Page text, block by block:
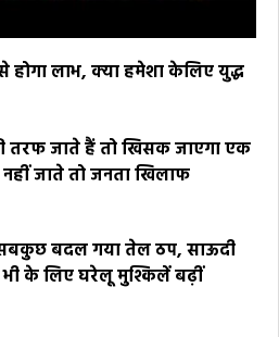
होगा लाभ, क्या हमेशा केलिए युद्ध
तरफ जाते हैं तो खिसक जाएगा एक
जाते तो जनता खिलाफ
सबकुछ बदल गया तेल ठप, साऊदी
भी के लिए घरेलू मुश्किलें बढ़ीं